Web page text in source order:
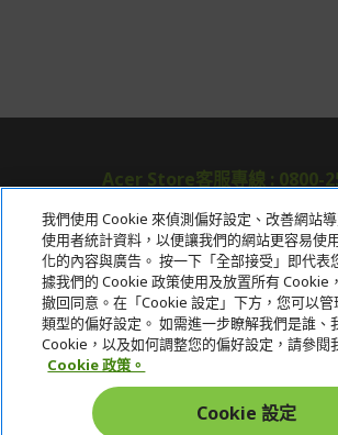
Acer Store客服專線 : 0800-
關於宏碁
服務
宏碁網路商城
在社群上追蹤 Acer
我們使用 Cookie 來偵測偏好設定、改善網站
使用者統計資料，以便讓我們的網站更容易使
化的內容與廣告。 按一下「全部接受」即代表
據我們的 Cookie 政策使用及放置所有 Cookie
撤回同意。在「Cookie 設定」下方，您可以
類型的偏好設定。 如需進一步瞭解我們是誰、
Cookie，以及如何調整您的偏好設定，請參閱
Cookie 政策。
Cookie 設定